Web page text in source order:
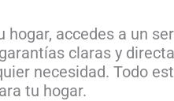
accedes a un
claras y
necesidad. Todo
tu hogar.